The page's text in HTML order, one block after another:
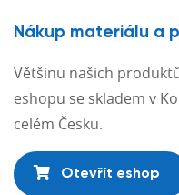
Nákup materiálu a
Většinu našich
eshopu se skladem v
celém Česku.
Otevřít eshop